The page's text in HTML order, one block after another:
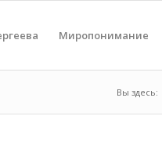
Миропонимание
Вы здесь: